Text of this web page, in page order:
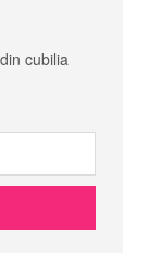
cubilia